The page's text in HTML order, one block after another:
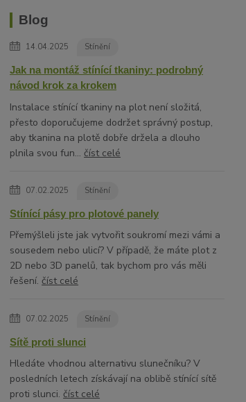
Blog
14.04.2025 Stínění
Jak na montáž stínící tkaniny: podrobný
návod krok za krokem
Instalace stínící tkaniny na plot není složitá,
přesto doporučujeme dodržet správný postup,
aby tkanina na plotě dobře držela a dlouho
plnila svou fun...číst celé
07.02.2025 Stínění
Stínící pásy pro plotové panely
Přemýšleli jste jak vytvořit soukromí mezi vámi a
sousedem nebo ulicí? V případě, že máte plot z
2D nebo 3D panelů, tak bychom pro vás měli
řešení.číst celé
07.02.2025 Stínění
Sítě proti slunci
Hledáte vhodnou alternativu slunečníku? V
posledních letech získávají na oblibě stínící sítě
proti slunci.číst celé